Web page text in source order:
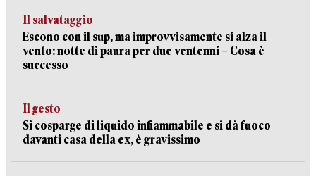
Il salvataggio
Escono con il sup, ma improvvisamente si alza il
vento: notte di paura per due ventenni – Cosa è
successo
Il gesto
Si cosparge di liquido infiammabile e si dà fuoco
davanti casa della ex, è gravissimo